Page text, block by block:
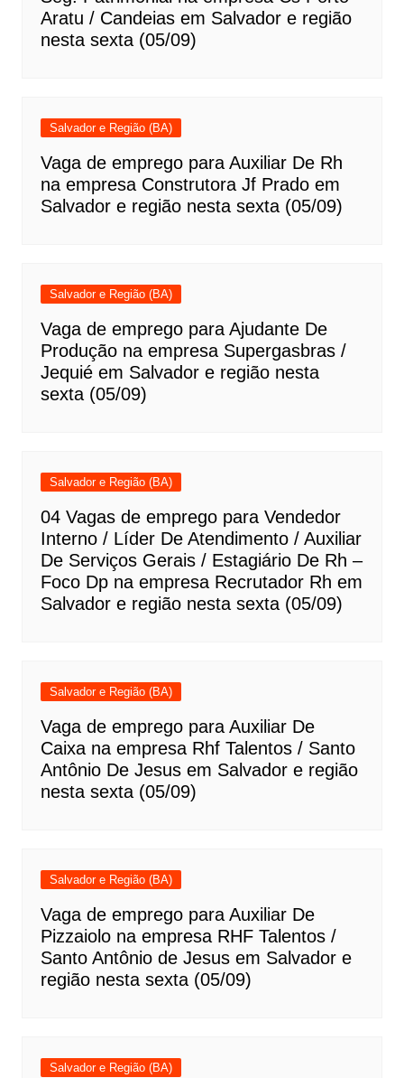
Aratu / Candeias em Salvador e região
nesta sexta (05/09)
Salvador e Região (BA)
Vaga de emprego para Auxiliar De Rh
na empresa Construtora Jf Prado em
Salvador e região nesta sexta (05/09)
Salvador e Região (BA)
Vaga de emprego para Ajudante De
Produção na empresa Supergasbras /
Jequié em Salvador e região nesta
sexta (05/09)
Salvador e Região (BA)
04 Vagas de emprego para Vendedor
Interno / Líder De Atendimento / Auxiliar
De Serviços Gerais / Estagiário De Rh –
Foco Dp na empresa Recrutador Rh em
Salvador e região nesta sexta (05/09)
Salvador e Região (BA)
Vaga de emprego para Auxiliar De
Caixa na empresa Rhf Talentos / Santo
Antônio De Jesus em Salvador e região
nesta sexta (05/09)
Salvador e Região (BA)
Vaga de emprego para Auxiliar De
Pizzaiolo na empresa RHF Talentos /
Santo Antônio de Jesus em Salvador e
região nesta sexta (05/09)
Salvador e Região (BA)